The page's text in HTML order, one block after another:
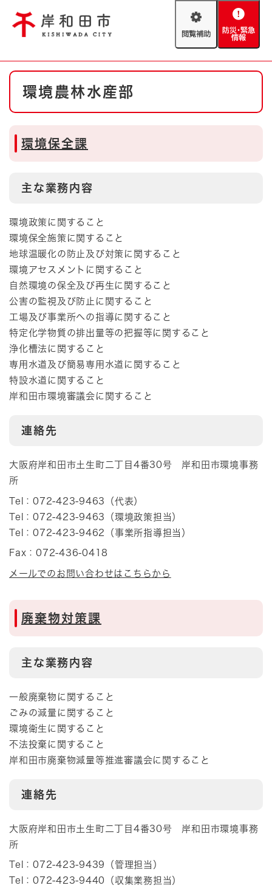
閲
助
防
緊
やさしい日本語
文字サイズ 標準
防災・緊急情報
ハザードマップ AED設置箇所
本
環境農林水産部
環境保全課
主な業務内容
環境政策に関すること
環境保全施策に関すること
地球温暖化の防止及び対策に関すること
環境アセスメントに関すること
自然環境の保全及び再生に関すること
公害の監視及び防止に関すること
工場及び事業所への指導に関すること
特定化学物質の排出量等の把握等に関すること
浄化槽法に関すること
専用水道及び簡易専用水道に関すること
特設水道に関すること
岸和田市環境審議会に関すること
連絡先
大阪府岸和田市土生町二丁目4番30号 岸和田市環境事務
所
Tel：072-423-9463 （代表）
Tel：072-423-9463
（環境政策担当 ）
Tel：072-423-9462
（事業所指導担当 ）
Fax：072-436-0418
メールでのお問い合わせはこちらから
廃棄物対策課
主な業務内容
一般廃棄物に関すること
ごみの減量に関すること
環境衛生に関すること
不法投棄に関すること
岸和田市廃棄物減量等推進審議会に関すること
連絡先
大阪府岸和田市土生町二丁目4番30号 岸和田市環境事務
所
Tel：072-423-9439 （ 管理担当 ）
Tel：072-423-9440
（ 収集業務担当 ）